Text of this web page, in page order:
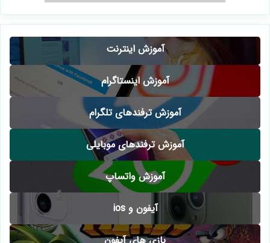
آموزش اینترنت
آموزش اینستاگرام
آموزش ترفندهای تلگرام
آموزش ترفندهای موبایلی
آموزش واتساپ
آیفون و ios